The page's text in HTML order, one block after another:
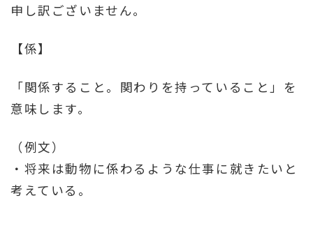
申し訳ございません。
【係】
「関係すること。関わりを持っていること」を
意味します。
（例文）
・将来は動物に係わるような仕事に就きたいと
考えている。